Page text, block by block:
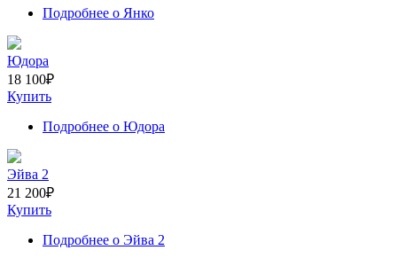
Подробнее о Янко
Юдора
18 100₽
Купить
Подробнее о Юдора
Эйва 2
21 200₽
Купить
Подробнее о Эйва 2